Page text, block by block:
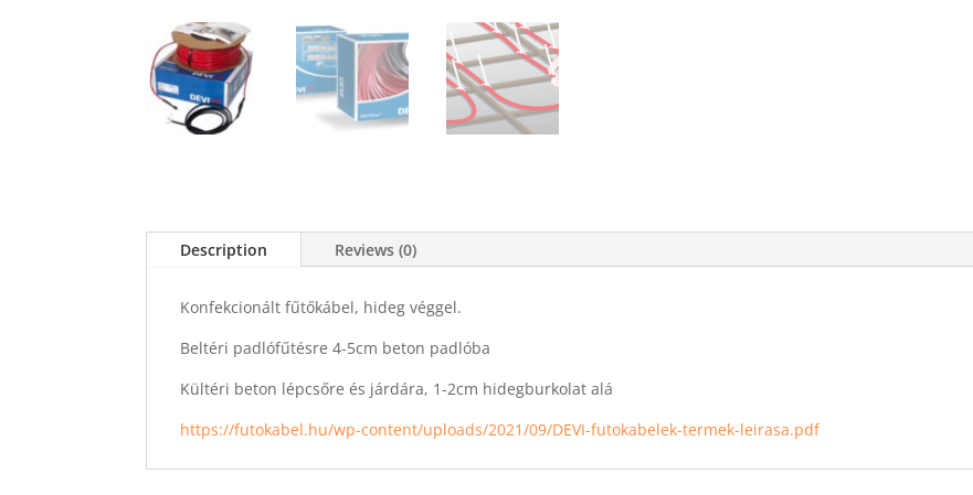
Description Reviews (0)
Konfekcionált fűtőkábel, hideg véggel.
Beltéri padlófűtésre 4-5cm beton padlóba
Kültéri beton lépcsőre és járdára, 1-2cm hidegburkolat alá
https://futokabel.hu/wp-content/uploads/2021/09/DEVI-futokabelek-termek-leirasa.pdf